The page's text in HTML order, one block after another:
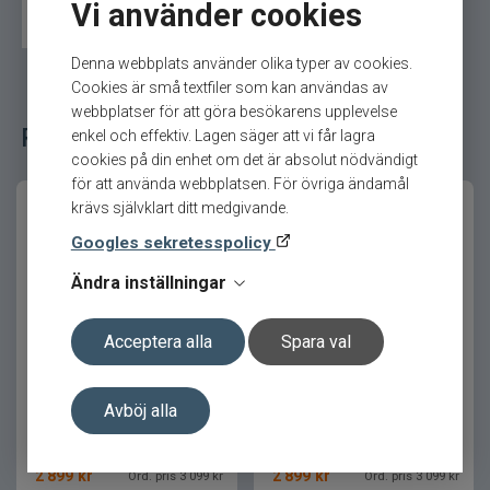
Vi använder cookies
Denna webbplats använder olika typer av cookies.
Cookies är små textfiler som kan användas av
webbplatser för att göra besökarens upplevelse
enkel och effektiv. Lagen säger att vi får lagra
cookies på din enhet om det är absolut nödvändigt
för att använda webbplatsen. För övriga ändamål
krävs självklart ditt medgivande.
Googles sekretesspolicy
Ändra inställningar
Acceptera alla Spara val
Avböj alla
kastet.
Användningsområden
Curado M är idealisk för fiske efter små till
mellanstora predatorer och täcker ett brett
spektrum av fiskestilar och tekniker.
Den fungerar utmärkt för både traditionellt
varierande betesstorlekar.
Prestanda och känsla
Rullen levererar extremt stabil och mjuk rotation
tack vare X-SHIP, Micromodule Gear och SILENT
TUNE-teknik.
Den kraftfulla bromsen och styva HAGANE-
situationer.
Westin Multirulle Inkapslad rulle
Relaterade fiskeredskap för ditt fiske
Westin W6-BC SSG
lågprofilsrulle Stealth Gold
2 899 kr Ord. pris 3 099 kr
Westin W6-BC 51 SSG
lågprofilsrulle 6,6:1 Vänster
2 899 kr Ord. pris 3 099 kr